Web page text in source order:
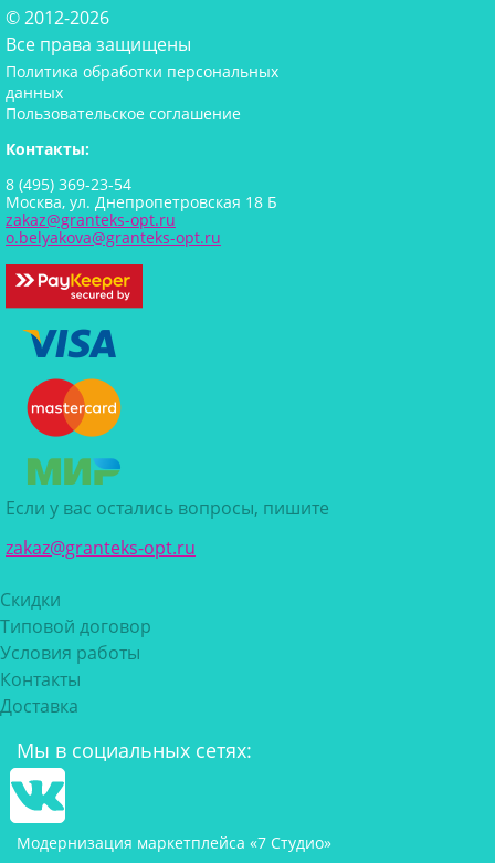
© 2012-2026
Все права защищены
Политика обработки персональных
данных
Пользовательское соглашение
Контакты:
8 (495) 369-23-54
Москва, ул. Днепропетровская 18 Б
zakaz@granteks-opt.ru
o.belyakova@granteks-opt.ru
Если у вас остались вопросы, пишите
zakaz@granteks-opt.ru
Скидки
Типовой договор
Условия работы
Контакты
Доставка
Мы в социальных сетях:
Модернизация маркетплейса «7 Студио»